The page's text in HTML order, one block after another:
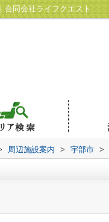
合同会社ライフクエスト
周辺施設案内 > 宇部市 >